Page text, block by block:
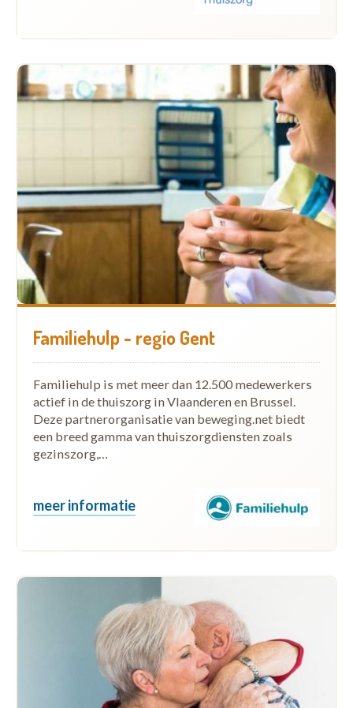
Familiehulp - regio Gent
Familiehulp is met meer dan 12.500 medewerkers
actief in de thuiszorg in Vlaanderen en Brussel.
Deze partnerorganisatie van beweging.net biedt
een breed gamma van thuiszorgdiensten zoals
gezinszorg,…
meer informatie